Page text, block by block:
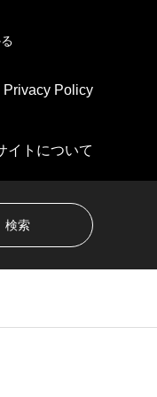
Privacy Policy
イトについて